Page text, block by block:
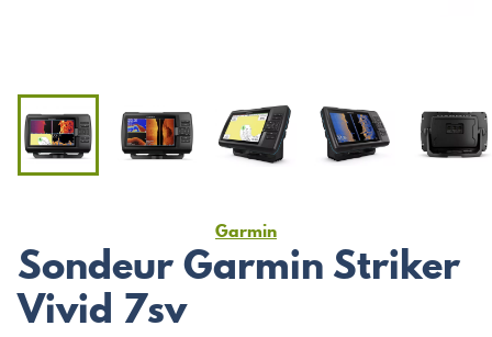
Garmin
Sondeur Garmin Striker
Vivid 7sv